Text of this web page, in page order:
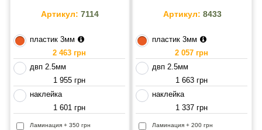
Артикул: 7114
пластик 3мм
2 463 грн
двп 2.5мм
1 955 грн
наклейка
1 601 грн
Ламинация + 350 грн
Артикул: 8433
пластик 3мм
2 057 грн
двп 2.5мм
1 663 грн
наклейка
1 337 грн
Ламинация + 200 грн